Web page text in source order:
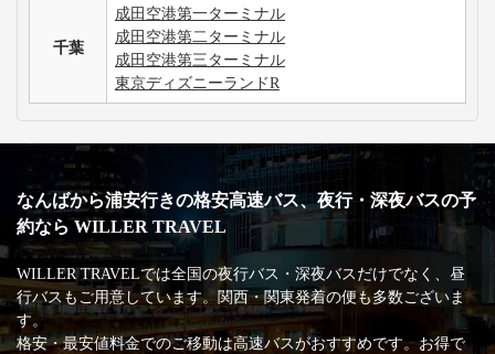
千葉
成田空港第一ターミナル
成田空港第二ターミナル
成田空港第三ターミナル
東京ディズニーランドR
なんばから浦安行きの格安高速バス、夜行・深夜バスの予
約なら WILLER TRAVEL
WILLER TRAVELでは全国の夜行バス・深夜バスだけでなく、昼
行バスもご用意しています。関西・関東発着の便も多数ございま
す。
格安・最安値料金でのご移動は高速バスがおすすめです。お得で